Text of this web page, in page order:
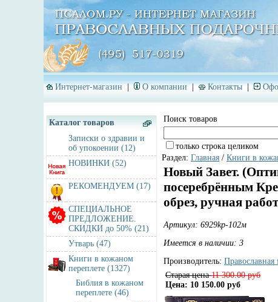
Интернет-магазин | О компании | Контакты |
Каталог товаров
Записки о здравии и
об упокоении (12)
НОВИНКИ (52)
РЕКОМЕНДУЕМ (17)
СПЕЦИАЛЬНОЕ
ПРЕДЛОЖЕНИЕ.
СКИДКИ до 50% (21)
Утварь (47)
Книги в кожаном
переплете (1327)
Библия в кожаном
переплете (46)
Поиск товаров
только строка целиком
Раздел: Главная / Книги в
Новый Завет.
посеребрённым
обрез, ручная
Артикул: 6929kp-102м
Имеется в наличии: 3
Производитель: Православная
Старая цена11 300.00 руб
Цена: 10 150.00 руб